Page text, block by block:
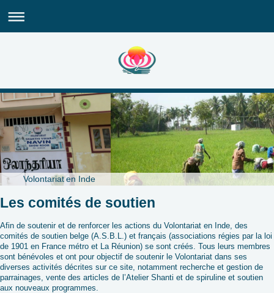
Volontariat en Inde
Les comités de soutien
Afin de soutenir et de renforcer les actions du Volontariat en Inde, des
comités de soutien belge (A.S.B.L.) et français (associations régies par la loi
de 1901 en France métro et La Réunion) se sont créés. Tous leurs membres
sont bénévoles et ont pour objectif de soutenir le Volontariat dans ses
diverses activités décrites sur ce site, notamment recherche et gestion de
parrainages, vente des articles de l’Atelier Shanti et de spiruline et soutien
aux nouveaux programmes.